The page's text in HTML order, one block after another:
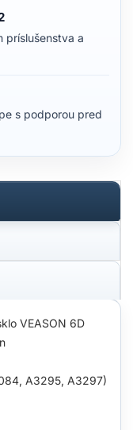
príslušenstva a
s podporou pred
VEASON 6D
A3295, A3297)